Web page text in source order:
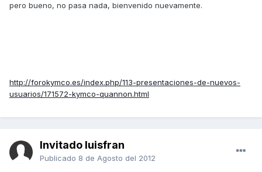
pero bueno, no pasa nada, bienvenido nuevamente.
http://forokymco.es/index.php/113-presentaciones-de-nuevos-
usuarios/171572-kymco-quannon.html
Invitado luisfran
Publicado 8 de Agosto del 2012